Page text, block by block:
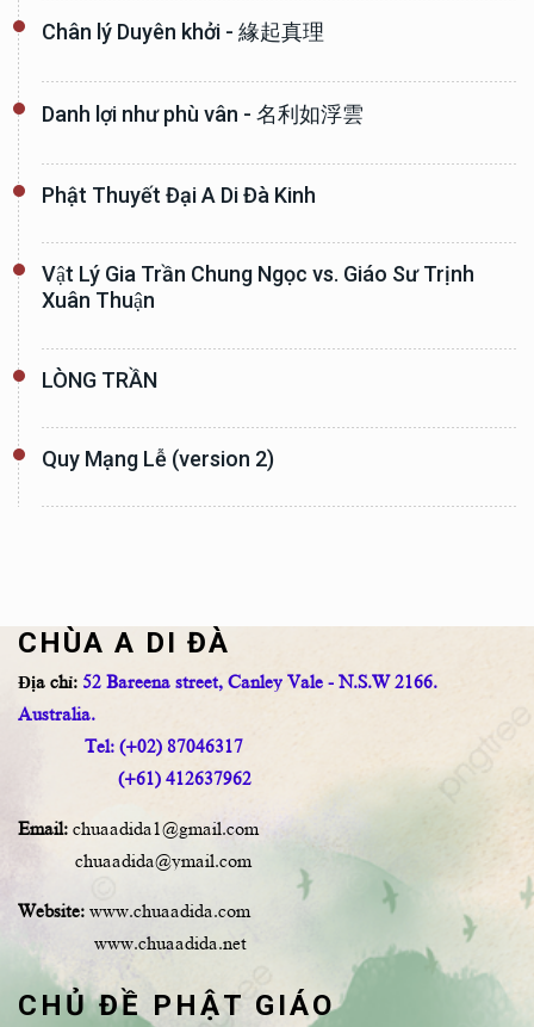
Chân lý Duyên khởi - 緣起真理
Danh lợi như phù vân - 名利如浮雲
Phật Thuyết Đại A Di Đà Kinh
Vật Lý Gia Trần Chung Ngọc vs. Giáo Sư Trịnh
Xuân Thuận
LÒNG TRẦN
Quy Mạng Lễ (version 2)
CHÙA A DI ĐÀ
Địa chỉ: 52 Bareena street, Canley Vale - N.S.W 2166.
Australia.
Tel: (+02) 87046317
(+61) 412637962
Email: chuaadida1@gmail.com
chuaadida@ymail.com
Website: www.chuaadida.com
www.chuaadida.net
CHỦ ĐỀ PHẬT GIÁO